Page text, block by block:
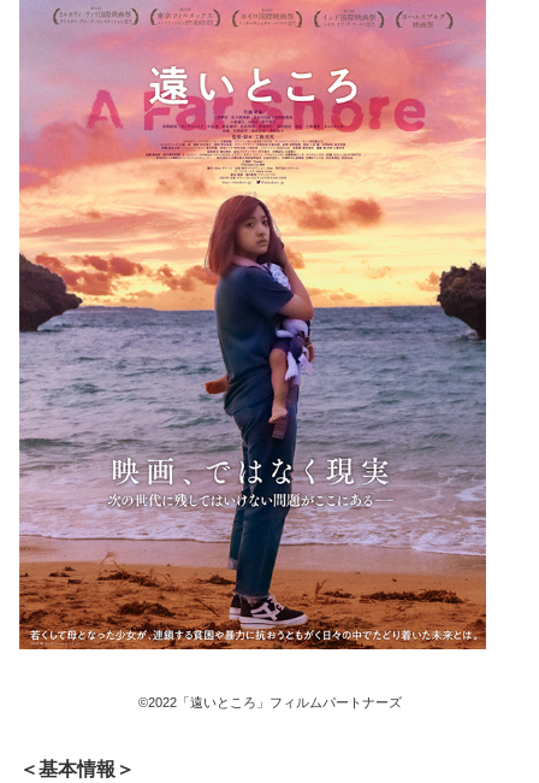
©2022「遠いところ」フィルムパートナーズ
＜基本情報＞